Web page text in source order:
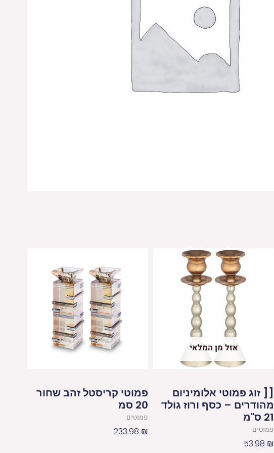
אזל מן המלאי
[[ זוג פמוטי אלומיניום
מהודרים – כסף ורוז גולד
21 ס"מ
פמוטים
53.98 ₪
פמוטי קריסטל זהב שחור
20 סמ
פמוטים
233.98 ₪